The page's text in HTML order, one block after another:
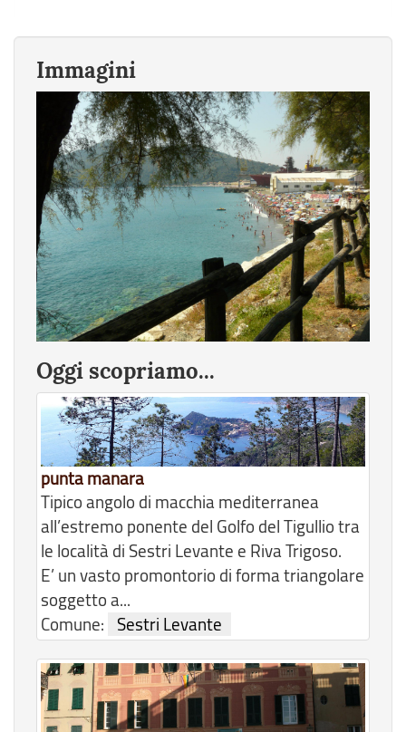
Immagini
Oggi scopriamo...
punta manara
Tipico angolo di macchia mediterranea
all’estremo ponente del Golfo del Tigullio tra
le località di Sestri Levante e Riva Trigoso.
E’ un vasto promontorio di forma triangolare
soggetto a...
Comune:
Sestri Levante